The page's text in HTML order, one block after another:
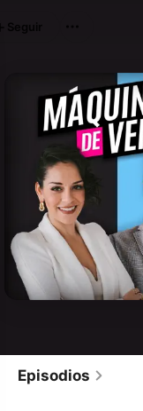
Episodios